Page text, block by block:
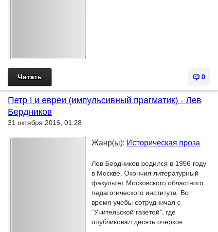
0
Читать
Петр I и евреи (импульсивный прагматик) - Лев
Бердников
31 октября 2016, 01:28
Жанр(ы): Историческая проза
Лев Бердников родился в 1956 году
в Москве. Окончил литературный
факультет Московского областного
педагогического института. Во
время учебы сотрудничал с
“Учительской газетой”, где
опубликовал десять очерков....